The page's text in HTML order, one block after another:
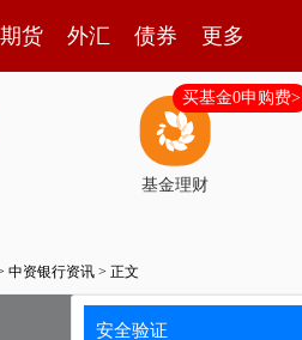
期货 外汇 债券 更多
基金理财
买基金0申购费>
中资银行资讯 > 正文